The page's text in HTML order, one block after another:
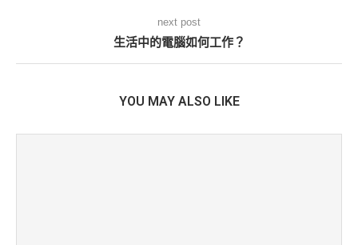
next post
生活中的電腦如何工作？
YOU MAY ALSO LIKE